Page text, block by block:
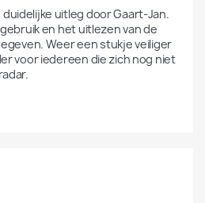
uitleg door Gaart-Jan.
en het uitlezen van de
Weer een stukje veiliger
voor iedereen die zich nog niet